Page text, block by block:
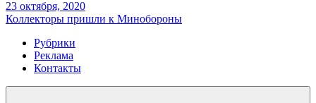
23 октября, 2020
Коллекторы пришли к Минобороны
Рубрики
Реклама
Контакты